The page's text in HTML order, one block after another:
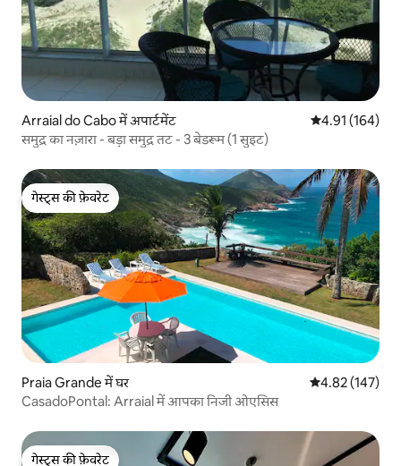
Arraial do Cabo में अपार्टमेंट औसत रेटिंग 5 में से
4.91 (164)
समुद्र का नज़ारा - बड़ा समुद्र तट - 3 बेडरूम (1 सुइट)
गेस्ट्स की फ़ेवरेट
गेस्ट्स की फ़ेवरेट
Praia Grande में घर औसत रेटिंग 5 में से
4.82 (147)
CasadoPontal: Arraial में आपका निजी ओएसिस
गेस्ट्स की फ़ेवरेट